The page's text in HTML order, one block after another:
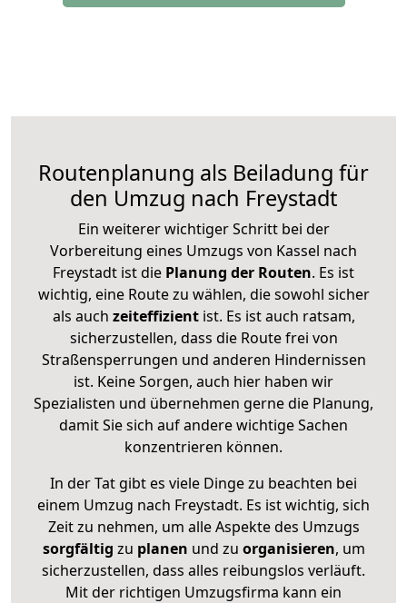
Routenplanung als Beiladung für
den Umzug nach Freystadt
Ein weiterer wichtiger Schritt bei der
Vorbereitung eines Umzugs von Kassel nach
Freystadt ist die Planung der Routen. Es ist
wichtig, eine Route zu wählen, die sowohl sicher
als auch zeiteffizientist. Es ist auch ratsam,
sicherzustellen, dass die Route frei von
Straßensperrungen und anderen Hindernissen
ist. Keine Sorgen, auch hier haben wir
Spezialisten und übernehmen gerne die Planung,
damit Sie sich auf andere wichtige Sachen
konzentrieren können.
In der Tat gibt es viele Dinge zu beachten bei
einem Umzug nach Freystadt. Es ist wichtig, sich
Zeit zu nehmen, um alle Aspekte des Umzugs
sorgfältig zu planen und zu organisieren, um
sicherzustellen, dass alles reibungslos verläuft.
Mit der richtigen Umzugsfirma kann ein